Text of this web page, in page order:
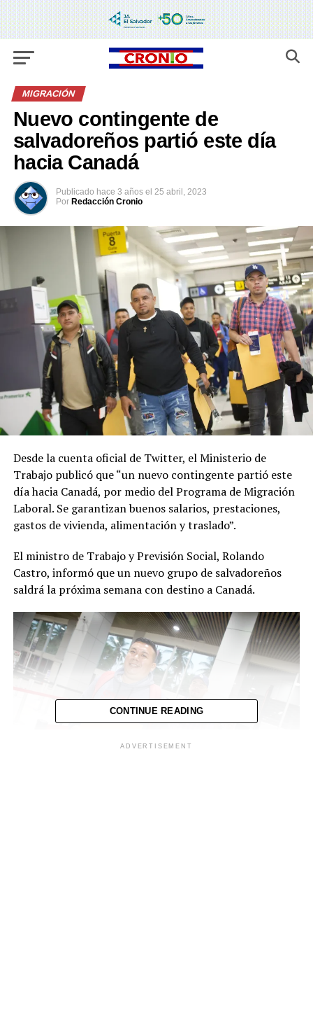
MIGRACIÓN
Nuevo contingente de
salvadoreños partió este día
hacia Canadá
Publicado hace 3 años el 25 abril, 2023
Por Redacción Cronio
Desde la cuenta oficial de Twitter, el Ministerio de
Trabajo publicó que “un nuevo contingente partió este
día hacia Canadá, por medio del Programa de Migración
Laboral. Se garantizan buenos salarios, prestaciones,
gastos de vivienda, alimentación y traslado”.
El ministro de Trabajo y Previsión Social, Rolando
Castro, informó que un nuevo grupo de salvadoreños
saldrá la próxima semana con destino a Canadá.
CONTINUE READING
ADVERTISEMENT